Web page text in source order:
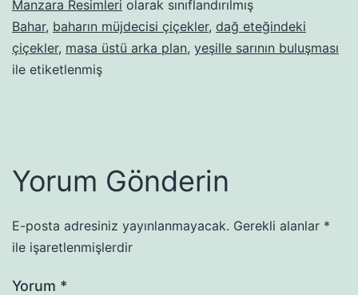
Manzara Resimleri olarak sınıflandırılmış
Bahar, baharın müjdecisi çiçekler, dağ eteğindeki
çiçekler, masa üstü arka plan, yeşille sarının buluşması
ile etiketlenmiş
Yorum Gönderin
E-posta adresiniz yayınlanmayacak. Gerekli alanlar *
ile işaretlenmişlerdir
Yorum *